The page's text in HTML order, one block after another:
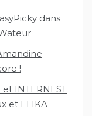
dans
!
INTERNEST
et ELIKA